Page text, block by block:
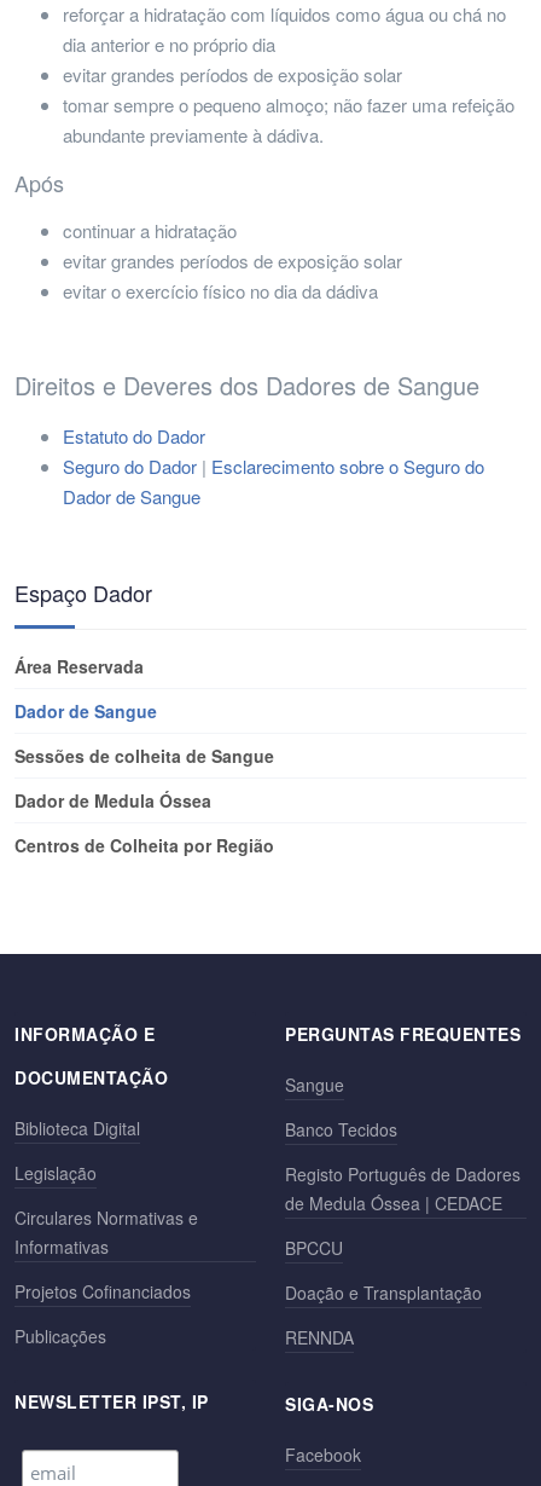
reforçar a hidratação com líquidos como água ou chá no
dia anterior e no próprio dia
evitar grandes períodos de exposição solar
tomar sempre o pequeno almoço; não fazer uma refeição
abundante previamente à dádiva.
Após
continuar a hidratação
evitar grandes períodos de exposição solar
evitar o exercício físico no dia da dádiva
Direitos e Deveres dos Dadores de Sangue
Estatuto do Dador
Seguro do Dador | Esclarecimento sobre o Seguro do
Dador de Sangue
Espaço Dador
Área Reservada
Dador de Sangue
Sessões de colheita de Sangue
Dador de Medula Óssea
Centros de Colheita por Região
INFORMAÇÃO E
DOCUMENTAÇÃO
Biblioteca Digital
Legislação
Circulares Normativas e
Informativas
Projetos Cofinanciados
Publicações
NEWSLETTER IPST, IP
PERGUNTAS FREQUENTES
Sangue
Banco Tecidos
Registo Português de Dadores
de Medula Óssea | CEDACE
BPCCU
Doação e Transplantação
RENNDA
SIGA-NOS
Facebook